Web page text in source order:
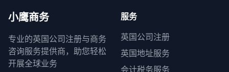
小鹰商务
专业的英国公司注册与商务
咨询服务提供商，助您轻松
开展全球业务
服务
英国公司注册
英国地址服务
会计税务服务